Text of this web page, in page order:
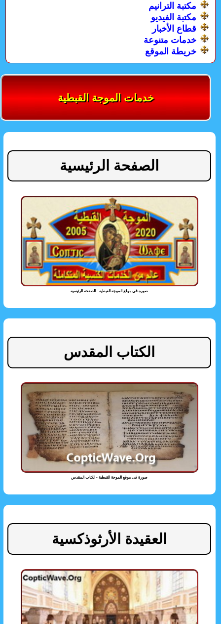
مكتبة الترانيم
مكتبة الفيديو
قطاع الأخبار
خدمات متنوعة
خريطة الموقع
خدمات الموجة القبطية
الصفحة الرئيسية
صورة فى موقع الموجة القبطية - الصفحة الرئيسية
الكتاب المقدس
صورة فى موقع الموجة القبطية - الكتاب المقدس
العقيدة الأرثوذكسية